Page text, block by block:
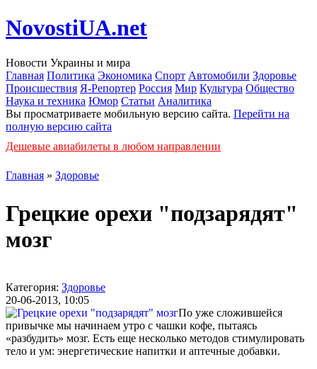
NovostiUA.net
Новости Украины и мира
Главная Политика Экономика Спорт Автомобили Здоровье
Происшествия Я-Репортер Россия Мир Культура Общество
Наука и техника Юмор Статьи Аналитика
Вы просматриваете мобильную версию сайта. Перейти на
полную версию сайта
Дешевые авиабилеты в любом направлении
Главная » Здоровье
Грецкие орехи "подзарядят"
мозг
Категория: Здоровье
20-06-2013, 10:05
По уже сложившейся
привычке мы начинаем утро с чашки кофе, пытаясь
«разбудить» мозг. Есть еще несколько методов стимулировать
тело и ум: энергетические напитки и аптечные добавки.